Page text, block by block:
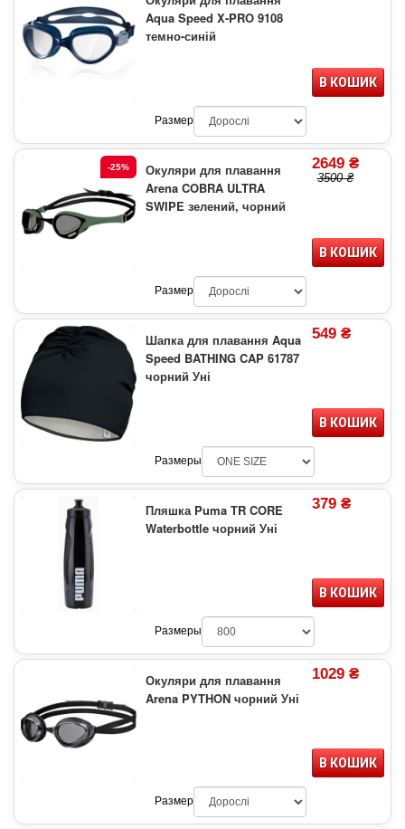
Aqua Speed X-PRO 9108
темно-синій
В КОШИК
Размер
-25%
Окуляри для плавання
Arena COBRA ULTRA
SWIPE зелений, чорний
2649 ₴
3500 ₴
В КОШИК
Размер
Шапка для плавання Aqua
Speed BATHING CAP 61787
чорний Уні
549 ₴
В КОШИК
Размеры
Пляшка Puma TR CORE
Waterbottle чорний Уні
379 ₴
В КОШИК
Размеры
Окуляри для плавання
Arena PYTHON чорний Уні
1029 ₴
В КОШИК
Размер